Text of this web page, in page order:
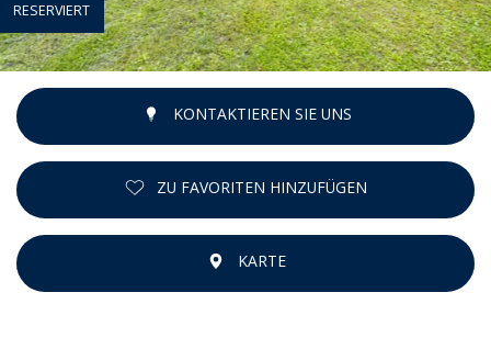
RESERVIERT
KONTAKTIEREN SIE UNS
ZU FAVORITEN HINZUFÜGEN
KARTE